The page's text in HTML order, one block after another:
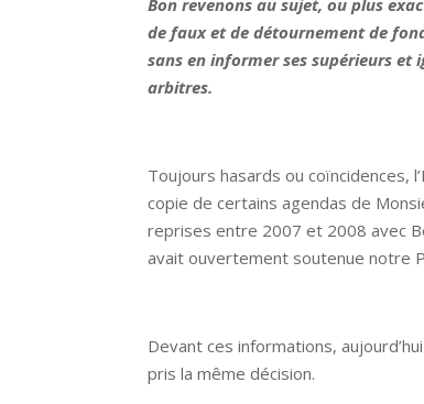
de faux et de détournement de
sans en informer ses supérieurs
arbitres.
Toujours hasards ou coïncidences,
copie de certains agendas de
reprises entre 2007 et 2008 avec
avait ouvertement soutenue notre
Devant ces informations,
pris la même décision.